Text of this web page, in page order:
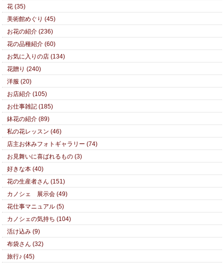
花 (35)
美術館めぐり (45)
お花の紹介 (236)
花の品種紹介 (60)
お気に入りの店 (134)
花贈り (240)
洋服 (20)
お店紹介 (105)
お仕事雑記 (185)
鉢花の紹介 (89)
私の花レッスン (46)
店主お休みフォトギャラリー (74)
お見舞いに喜ばれるもの (3)
好きな本 (40)
花の生産者さん (151)
カノシェ 展示会 (49)
花仕事マニュアル (5)
カノシェの気持ち (104)
活け込み (9)
布袋さん (32)
旅行♪ (45)